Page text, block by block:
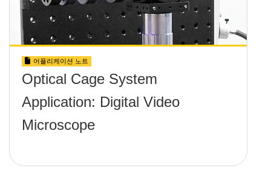
어플리케이션 노트
Optical Cage System
Application: Digital Video
Microscope